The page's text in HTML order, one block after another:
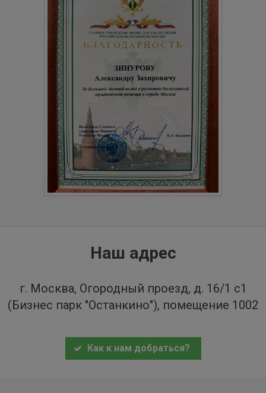
Наш адрес
г. Москва, Огородный проезд, д. 16/1 с1
(Бизнес парк "Останкино"), помещение 1002
Как к нам добраться?